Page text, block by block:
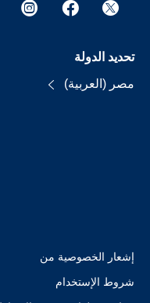
تحديد الدولة
مصر (العربية)
إشعار الخصوصية من
شروط الإستخدام